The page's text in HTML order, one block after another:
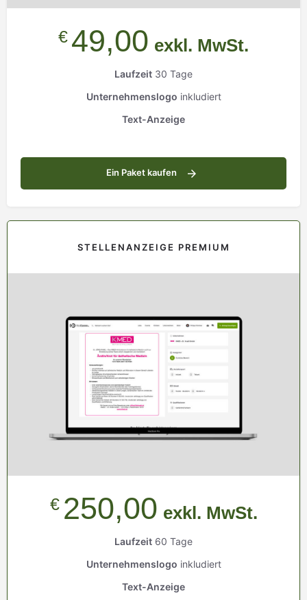
€ 49,00 exkl. MwSt.
Laufzeit 30 Tage
Unternehmenslogo inkludiert
Text-Anzeige
Ein Paket kaufen
STELLENANZEIGE PREMIUM
€ 250,00 exkl. MwSt.
Laufzeit 60 Tage
Unternehmenslogo inkludiert
Text-Anzeige